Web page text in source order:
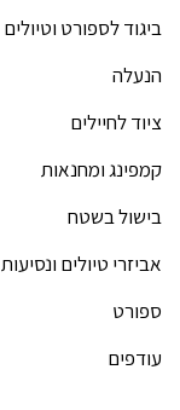
ביגוד לספורט וטיולים
הנעלה
ציוד לחיילים
קמפינג ומחנאות
בישול בשטח
אביזרי טיולים ונסיעות
ספורט
עודפים